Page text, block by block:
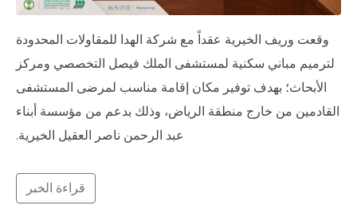
وقعت وريف الخيرية عقداً مع شركة الهدا للمقاولات المحدودة
لترميم مباني سكنية لمستشفى الملك فيصل التخصصي ومركز
الأبحاث؛ بهدف توفير مكان إقامة مناسب لمرضى المستشفى
القادمين من خارج منطقة الرياض، وذلك بدعم من مؤسسة أبناء
عبد الرحمن ناصر العقيل الخيرية.
قراءة الخبر